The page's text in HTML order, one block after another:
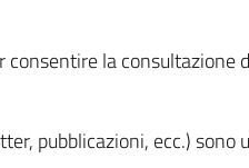
la consultazione
pubblicazioni, ecc.) sono